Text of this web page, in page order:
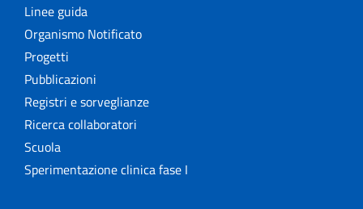
Linee guida
Organismo Notificato
Progetti
Pubblicazioni
Registri e sorveglianze
Ricerca collaboratori
Scuola
Sperimentazione clinica fase I